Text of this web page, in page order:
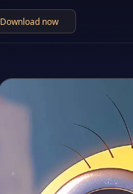
Download now